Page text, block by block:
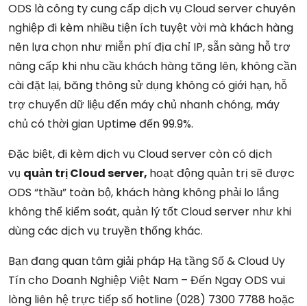
ODS là công ty cung cấp dịch vụ Cloud server chuyên
nghiệp đi kèm nhiều tiện ích tuyệt vời mà khách hàng
nên lựa chọn như miễn phí địa chỉ IP, sẵn sàng hỗ trợ
nâng cấp khi nhu cầu khách hàng tăng lên, không cần
cài đặt lại, băng thông sử dụng không có giới hạn, hỗ
trợ chuyển dữ liệu đến máy chủ nhanh chóng, máy
chủ có thời gian Uptime đến 99.9%.
Đặc biệt, đi kèm dịch vụ Cloud server còn có dịch
vụ quản trị Cloud server, hoạt động quản trị sẽ được
ODS “thầu” toàn bộ, khách hàng không phải lo lắng
không thể kiểm soát, quản lý tốt Cloud server như khi
dùng các dịch vụ truyền thống khác.
Bạn đang quan tâm giải pháp Hạ tầng Số & Cloud Uy
Tín cho Doanh Nghiệp Việt Nam – Đến Ngay ODS vui
lòng liên hệ trực tiếp số hotline (028) 7300 7788 hoặc